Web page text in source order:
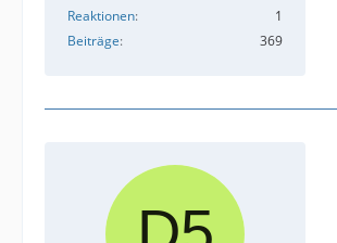
Reaktionen
1
Beiträge
369